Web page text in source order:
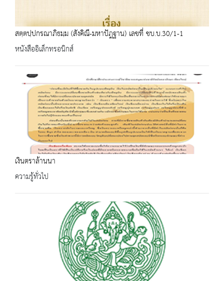
สตฺตปฺปกรณาภิธมฺม (สังคิณี-มหาปัฎฐาน) เลขที่ ชบ.บ.30/1-1
หนังสืออิเล็กทรอนิกส์
เงินตราล้านนา
ความรู้ทั่วไป